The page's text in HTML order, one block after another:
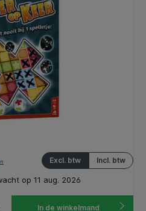
Incl. btw
Excl. btw
op 11 aug. 2026
In de winkelmand